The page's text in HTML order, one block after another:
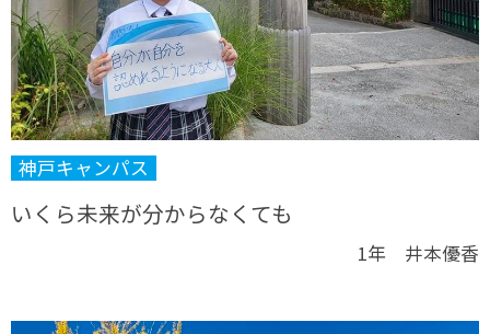
神戸キャンパス
いくら未来が分からなくても
1年 井本優香